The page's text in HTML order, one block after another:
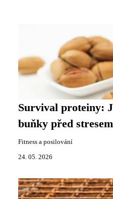
Survival proteiny:
buňky před stresem
Fitness a posilování
24. 05. 2026